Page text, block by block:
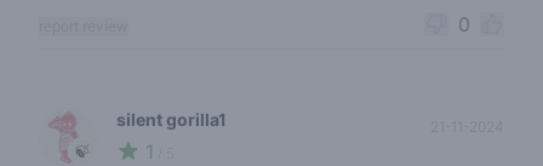
0
🍃
silent gorilla1
1